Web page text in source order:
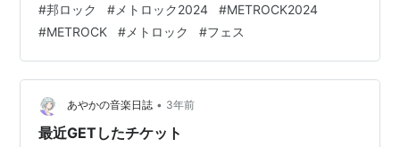
SPANKY(SEASIDE PARK/13:35〜) 4.4.1:感想 4.5:WEST.
(WINDMILL FIELD/15:30〜) 4.5.1:感想 4.…
#邦ロック # メトロック2024 #METROCK2024
#METROCK # メトロック #フェス
あやかの音楽日誌 • 3年前
最近GETしたチケット